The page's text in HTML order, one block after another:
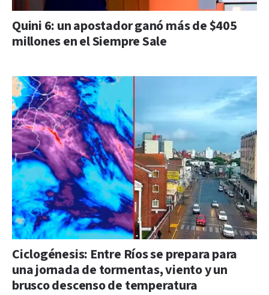
Quini 6: un apostador ganó más de $405
millones en el Siempre Sale
Ciclogénesis: Entre Ríos se prepara para
una jornada de tormentas, viento y un
brusco descenso de temperatura